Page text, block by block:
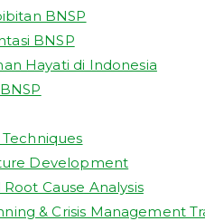
BNSP
BNSP
Hayati di Indonesia
Development
Cause Analysis
& Crisis Management